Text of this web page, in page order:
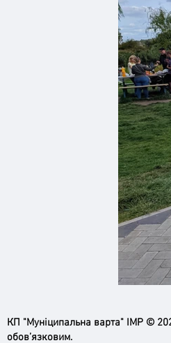
КП "Муніципальна варта" ІМР ©
обов’язковим.